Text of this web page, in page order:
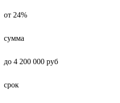
от 24%
сумма
до 4 200 000 руб
срок